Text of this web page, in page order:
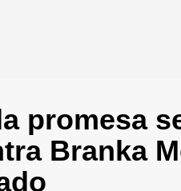
promesa
Branka